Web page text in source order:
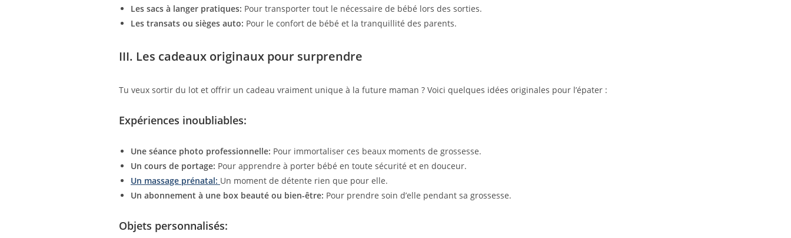
Les sacs à langer pratiques: Pour transporter tout le nécessaire de bébé lors des sorties.
Les transats ou sièges auto: Pour le confort de bébé et la tranquillité des parents.
III. Les cadeaux originaux pour surprendre
Tu veux sortir du lot et offrir un cadeau vraiment unique à la future maman ? Voici quelques idées originales pour l’épater :
Expériences inoubliables:
Une séance photo professionnelle: Pour immortaliser ces beaux moments de grossesse.
Un cours de portage: Pour apprendre à porter bébé en toute sécurité et en douceur.
Un massage prénatal: Un moment de détente rien que pour elle.
Un abonnement à une box beauté ou bien-être: Pour prendre soin d’elle pendant sa grossesse.
Objets personnalisés: